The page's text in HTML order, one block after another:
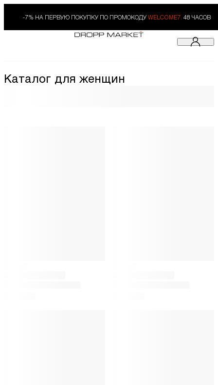
-7% НА ПЕРВУЮ ПОКУПКУ ПО ПРОМОКОДУ WELCOME7. 48 ЧАСОВ
Каталог для женщин